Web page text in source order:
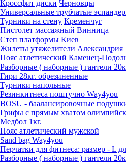
Кроссфит диски Черновцы
Универсальные трубчатые
Турники на стену Кременчуг
Пистолет массажный Винница
Степ платформы Киев
Жилеты утяжелители Александрия
Пояс атлетический Каменец-
Разборные ( наборные ) гантели
Гири 28кг. обрезиненные
Турники напольные
Резинкитнеса поштучно Way4you
BOSU - баалансировочные
Грифы с прямым хватом
Медбол 1кг.
Пояс атлетический мужской
Sand bag Way4you
Перчатки для фитнеса: размер - L
Разборные ( наборные ) гантели